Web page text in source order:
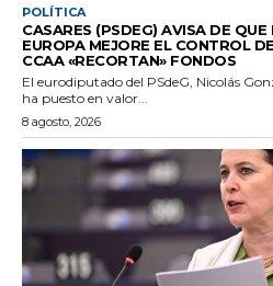
POLÍTICA
CASARES (PSDEG) AVISA DE QUE
EUROPA MEJORE EL CONTROL
CCAA «RECORTAN» FONDOS
El eurodiputado del PSdeG, Nicolás
ha puesto en valor...
8 agosto, 2026